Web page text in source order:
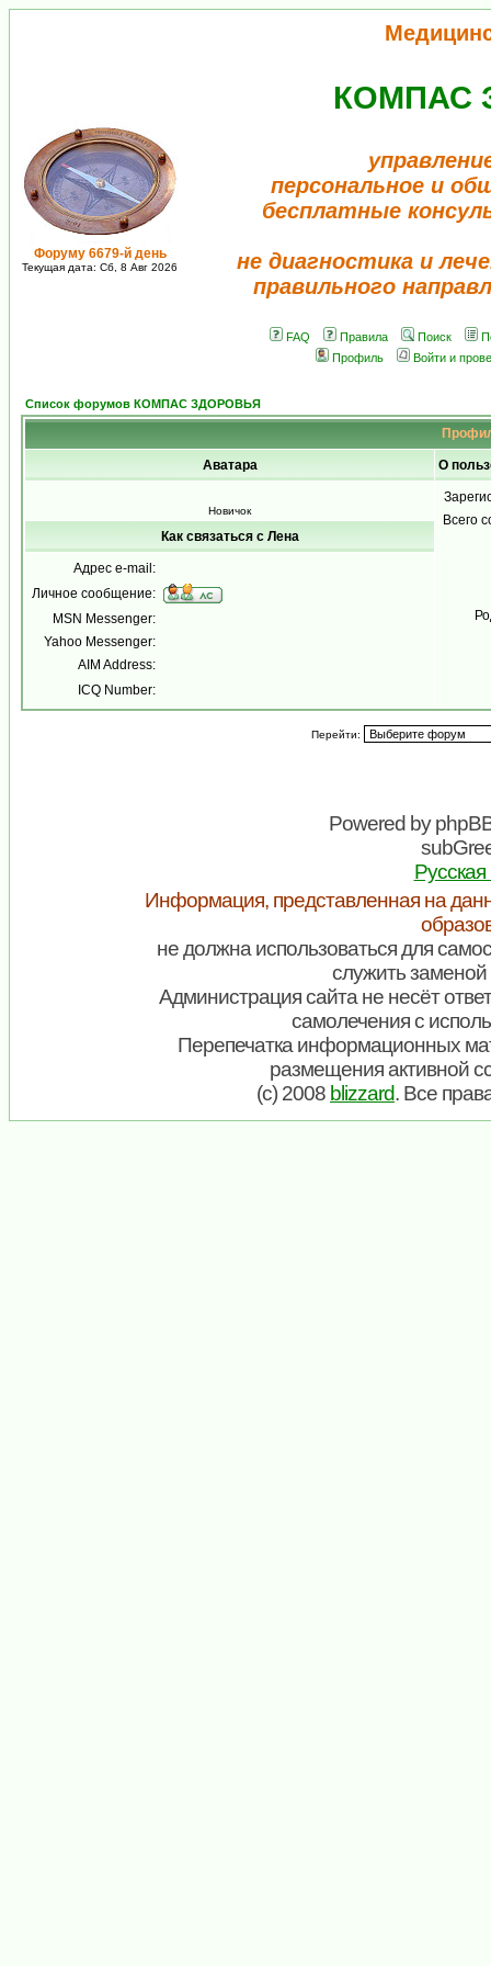
Форуму 6679-й день
Текущая дата: Сб, 8 Авг 2026
КОМПАС
персональное и
бесплатные
не диагностика и
правильного
FAQ Правила Поиск
Профиль
Войти и
Список форумов КОМПАС ЗДОРОВЬЯ
Аватара О
Новичок
Всего
Как связаться с Лена
Адрес e-mail:
Личное сообщение:
MSN Messenger:
Yahoo Messenger:
AIM Address:
ICQ Number:
Перейти:
Powered by
Информация, представленная на
не должна использоваться для
служить заменой
Администрация сайта не несёт
самолечения с
Перепечатка информационных
размещения активной
(c) 2008 blizzard. Все